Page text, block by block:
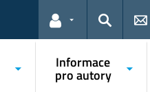
Odkazy pro uživatele
Hledat
Informace
pro autory